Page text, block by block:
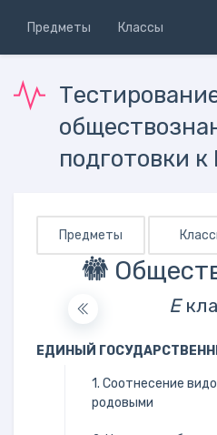
Предметы Классы
подготовки к
Предметы
Е
ЕДИНЫЙ
1. Соотнесение
родовыми